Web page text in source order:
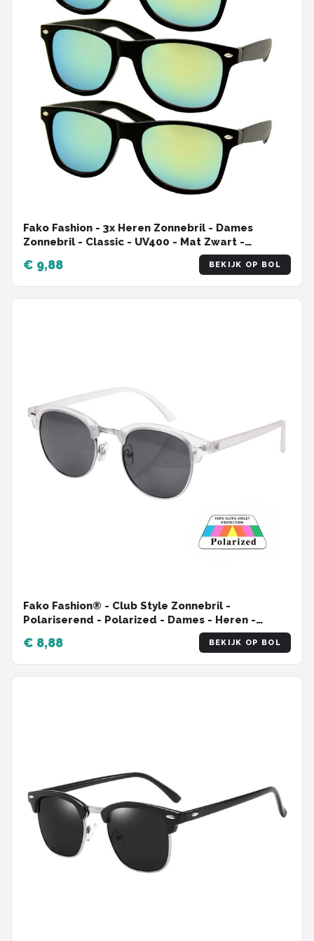
Fako Fashion - 3x Heren Zonnebril - Dames
Zonnebril - Classic - UV400 - Mat Zwart -
Groen/Gele Spiegelglazen - 3 Stuks
€ 9,88 BEKIJK OP BOL
Fako Fashion® - Club Style Zonnebril -
Polariserend - Polarized - Dames - Heren -
€ 8,88 BEKIJK OP BOL